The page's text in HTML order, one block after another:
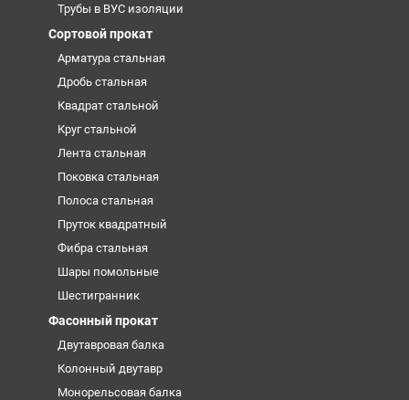
Трубы в ВУС изоляции
Сортовой прокат
Арматура стальная
Дробь стальная
Квадрат стальной
Круг стальной
Лента стальная
Поковка стальная
Полоса стальная
Пруток квадратный
Фибра стальная
Шары помольные
Шестигранник
Фасонный прокат
Двутавровая балка
Колонный двутавр
Монорельсовая балка